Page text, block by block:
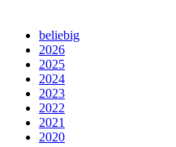
beliebig
2026
2025
2024
2023
2022
2021
2020